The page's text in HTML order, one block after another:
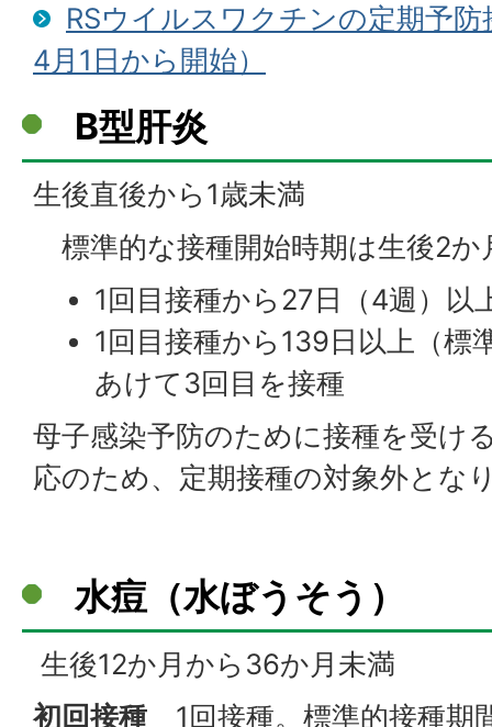
RSウイルスワクチンの定期予
4月1日から開始）
B型肝炎
生後直後から1歳未満
標準的な接種開始時期は生後2か
1回目接種から27日（4週）以
1回目接種から139日以上（標
あけて3回目を接種
母子感染予防のために接種を受け
応のため、定期接種の対象外とな
水痘（水ぼうそう）
生後12か月から36か月未満
初回接種 1回接種。標準的接種期